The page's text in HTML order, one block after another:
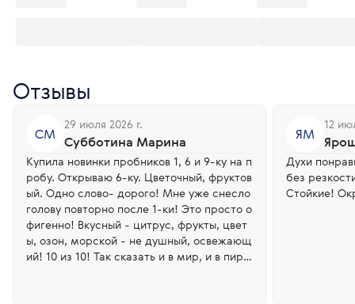
Отзывы
СМ
29 июля 2026 г.
Субботина Марина
Купила новинки пробников 1, 6 и 9-ку на п
робу. Открываю 6-ку. Цветочный, фруктов
ый. Одно слово- дорого! Мне уже снесло
голову повторно после 1-ки! Это просто о
фигенно! Вкусный - цитрус, фрукты, цвет
ы, озон, морской - не душный, освежающ
ий! 10 из 10! Так сказать и в мир, и в пир,
ЯМ
12
Духи
без резкости,
Стойкие!